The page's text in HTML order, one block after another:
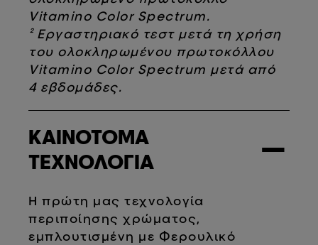
Vitamino Color Spectrum.
² Εργαστηριακό τεστ μετά τη χρήση
του ολοκληρωμένου πρωτοκόλλου
Vitamino Color Spectrum μετά από
4 εβδομάδες.
ΚΑΙΝΟΤΟΜΑ
ΤΕΧΝΟΛΟΓΙΑ
−
Η πρώτη μας τεχνολογία
περιποίησης χρώματος,
εμπλουτισμένη με Φερουλικό